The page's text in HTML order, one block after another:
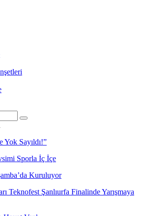
Sayıldı!”
Sporla İç İçe
Kuruluyor
Teknofest Şanlıurfa Finalinde Yarışmaya